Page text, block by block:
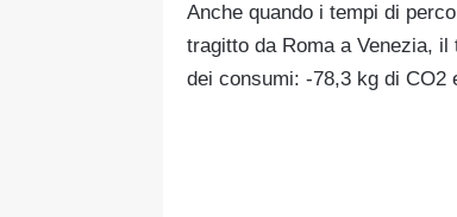
Anche quando i tempi di
tragitto da Roma a Venezia,
dei consumi: -78,3 kg di CO2